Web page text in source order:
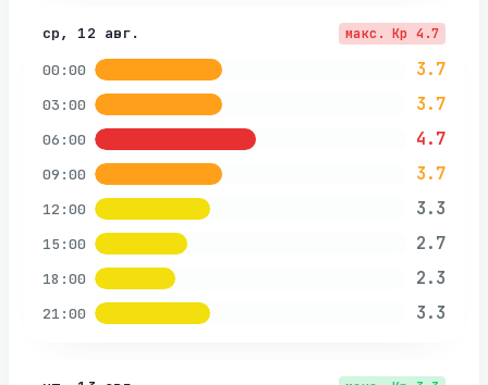
ср, 12 авг. макс. Kp 4.7
00:00 3.7
03:00 3.7
06:00 4.7
09:00 3.7
12:00 3.3
15:00 2.7
18:00 2.3
21:00 3.3